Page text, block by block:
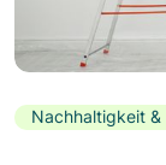
Nachhaltigkeit &